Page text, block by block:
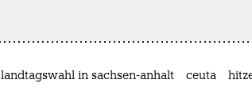
landtagswahl in sachsen-anhalt ceuta